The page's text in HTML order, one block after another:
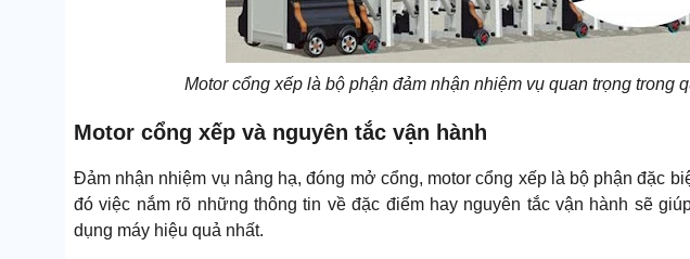
Motor cổng xếp là bộ phận đảm nhận nhiệm vụ quan trọng trong
Motor cổng xếp và nguyên tắc vận hành
Đảm nhận nhiệm vụ nâng hạ, đóng mở cổng, motor cổng xếp là bộ phận đặc
đó việc nắm rõ những thông tin về đặc điểm hay nguyên tắc vận hành sẽ
dụng máy hiệu quả nhất.